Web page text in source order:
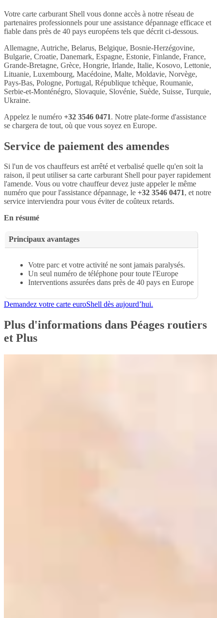
Votre carte carburant Shell vous donne accès à notre réseau de
partenaires professionnels pour une assistance dépannage efficace et
fiable dans près de 40 pays européens tels que décrit ci-dessous.
Allemagne, Autriche, Belarus, Belgique, Bosnie-Herzégovine,
Bulgarie, Croatie, Danemark, Espagne, Estonie, Finlande, France,
Grande-Bretagne, Grèce, Hongrie, Irlande, Italie, Kosovo, Lettonie,
Lituanie, Luxembourg, Macédoine, Malte, Moldavie, Norvège,
Pays-Bas, Pologne, Portugal, République tchèque, Roumanie,
Serbie-et-Monténégro, Slovaquie, Slovénie, Suède, Suisse, Turquie,
Ukraine.
Appelez le numéro +32 3546 0471. Notre plate-forme d'assistance
se chargera de tout, où que vous soyez en Europe.
Service de paiement des amendes
Si l'un de vos chauffeurs est arrêté et verbalisé quelle qu'en soit la
raison, il peut utiliser sa carte carburant Shell pour payer rapidement
l'amende. Vous ou votre chauffeur devez juste appeler le même
numéro que pour l'assistance dépannage, le +32 3546 0471, et notre
service interviendra pour vous éviter de coûteux retards.
En résumé
Principaux avantages
Votre parc et votre activité ne sont jamais paralysés.
Un seul numéro de téléphone pour toute l'Europe
Interventions assurées dans près de 40 pays en Europe
Demandez votre carte euroShell dès aujourd’hui.
Plus d'informations dans Péages routiers
et Plus